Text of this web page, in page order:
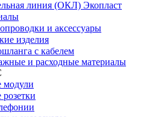
линия (ОКЛ) Экопласт
и аксессуары
изделия
с кабелем
и расходные материалы
модули